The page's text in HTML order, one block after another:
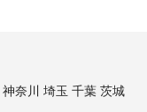
神奈川 埼玉 千葉 茨城